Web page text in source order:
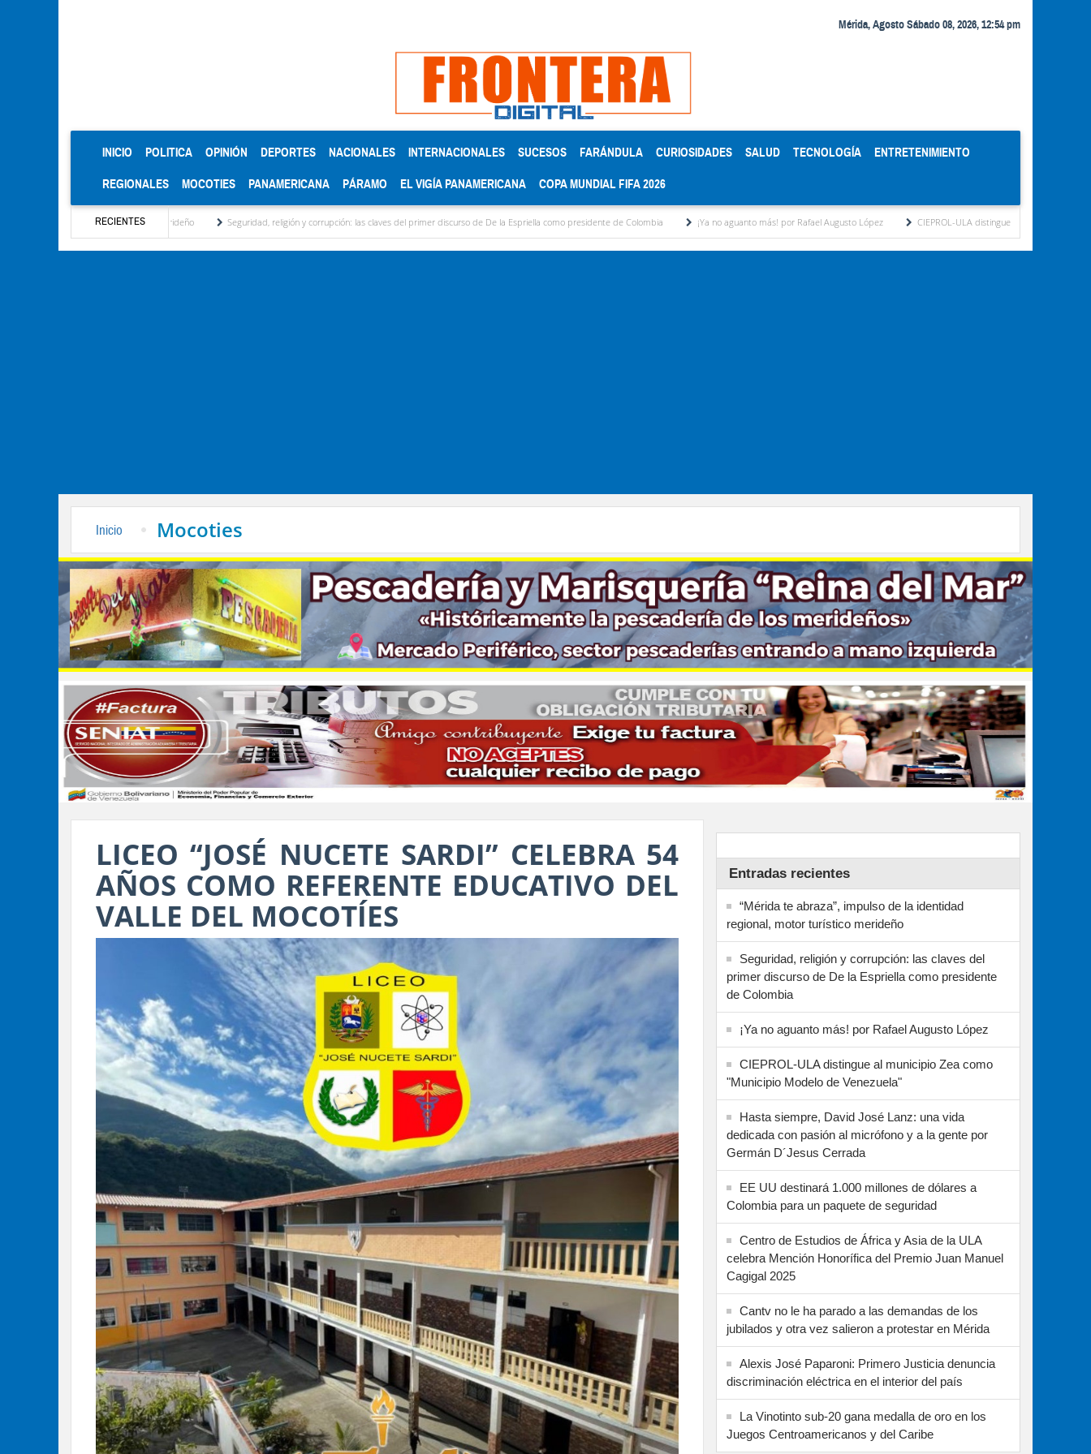
Mérida, Agosto Sábado 08, 2026, 12:54 pm
INICIO (CURRENT)
POLITICA OPINIÓN DEPORTES NACIONALES INTERNACIONALES SUCESOS FARÁNDULA CURIOSIDADES SALUD TECNOLOGÍA ENTRETENIMIENTO
REGIONALES MOCOTIES PANAMERICANA PÁRAMO EL VIGÍA PANAMERICANA COPA MUNDIAL FIFA 2026
RECIENTES
motor turístico merideño Seguridad, religión y corrupción: las claves del primer discurso de De la Espriella como presidente de Colombia ¡Ya no aguanto más! por Rafael Augusto López CIEPROL-ULA distingue al municipio Zea como "Municipio
Inicio Mocoties
LICEO “JOSÉ NUCETE SARDI” CELEBRA 54
AÑOS COMO REFERENTE EDUCATIVO DEL
VALLE DEL MOCOTÍES
Entradas recientes
“Mérida te abraza”, impulso de la identidad
regional, motor turístico merideño
Seguridad, religión y corrupción: las claves del
primer discurso de De la Espriella como presidente
de Colombia
¡Ya no aguanto más! por Rafael Augusto López
CIEPROL-ULA distingue al municipio Zea como
"Municipio Modelo de Venezuela"
Hasta siempre, David José Lanz: una vida
dedicada con pasión al micrófono y a la gente por
Germán D´Jesus Cerrada
EE UU destinará 1.000 millones de dólares a
Colombia para un paquete de seguridad
Centro de Estudios de África y Asia de la ULA
celebra Mención Honorífica del Premio Juan Manuel
Cagigal 2025
Cantv no le ha parado a las demandas de los
jubilados y otra vez salieron a protestar en Mérida
Alexis José Paparoni: Primero Justicia denuncia
discriminación eléctrica en el interior del país
La Vinotinto sub-20 gana medalla de oro en los
Juegos Centroamericanos y del Caribe